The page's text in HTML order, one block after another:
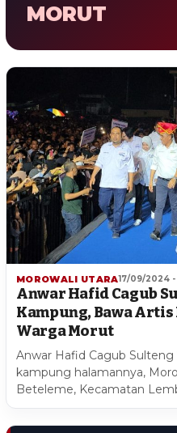
MORUT
MOROWALI UTARA17/09/2024
Anwar Hafid Cagub
Kampung, Bawa
Warga Morut
Anwar Hafid Cagub
kampung halamannya,
Beteleme, Kecamatan